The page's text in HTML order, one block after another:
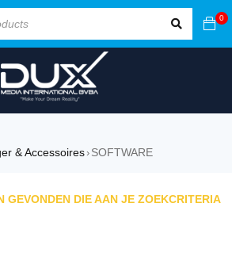
0
& Accessoires› SOFTWARE
GEVONDEN DIE AAN JE ZOEKCRITERIA